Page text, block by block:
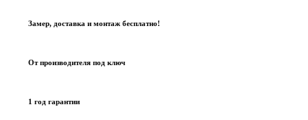
Замер, доставка и монтаж бесплатно!
От производителя под ключ
1 год гарантии